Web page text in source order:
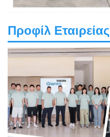
Προφίλ Εταιρείας